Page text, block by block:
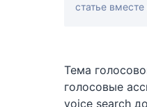
статье
Тема
голосовые
voice search